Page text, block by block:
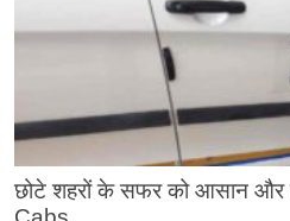
छोटे शहरों के सफर को आसान और